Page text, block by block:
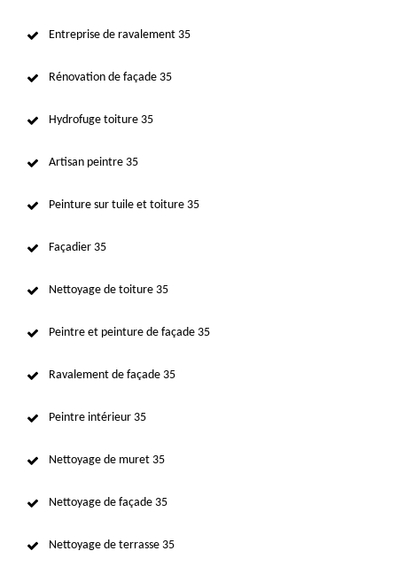
Entreprise de ravalement 35
Rénovation de façade 35
Hydrofuge toiture 35
Artisan peintre 35
Peinture sur tuile et toiture 35
Façadier 35
Nettoyage de toiture 35
Peintre et peinture de façade 35
Ravalement de façade 35
Peintre intérieur 35
Nettoyage de muret 35
Nettoyage de façade 35
Nettoyage de terrasse 35